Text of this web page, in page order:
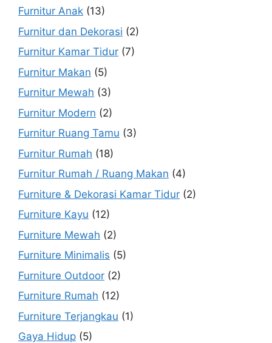
Furnitur Anak (13)
Furnitur dan Dekorasi (2)
Furnitur Kamar Tidur (7)
Furnitur Makan (5)
Furnitur Mewah (3)
Furnitur Modern (2)
Furnitur Ruang Tamu (3)
Furnitur Rumah (18)
Furnitur Rumah / Ruang Makan (4)
Furniture & Dekorasi Kamar Tidur (2)
Furniture Kayu (12)
Furniture Mewah (2)
Furniture Minimalis (5)
Furniture Outdoor (2)
Furniture Rumah (12)
Furniture Terjangkau (1)
Gaya Hidup (5)